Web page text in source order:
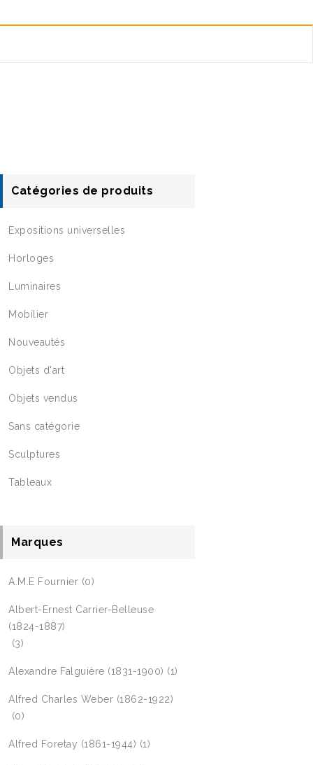
Catégories de produits
Expositions universelles
Horloges
Luminaires
Mobilier
Nouveautés
Objets d'art
Objets vendus
Sans catégorie
Sculptures
Tableaux
Marques
A.M.E Fournier (0)
Albert-Ernest Carrier-Belleuse
(1824-1887)
(3)
Alexandre Falguière (1831-1900) (1)
Alfred Charles Weber (1862-1922)
(0)
Alfred Foretay (1861-1944) (1)